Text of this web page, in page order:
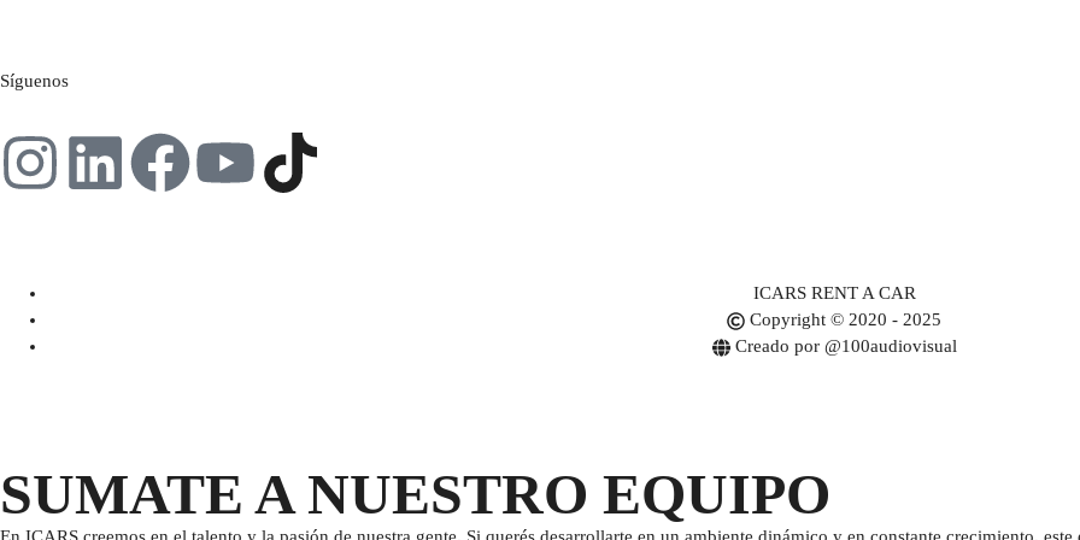
Síguenos
ICARS RENT A CAR
Copyright © 2020 - 2025
Creado por @100audiovisual
SUMATE A NUESTRO EQUIPO